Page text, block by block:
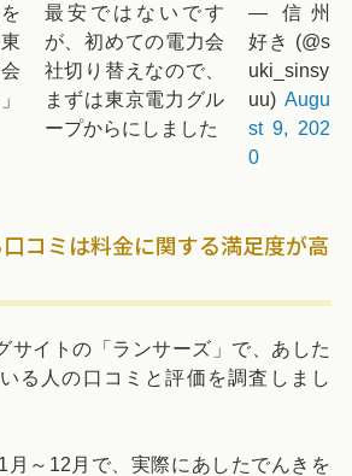
最安ではないです
が、初めての電力会
社切り替えなので、
まずは東京電力グル
ープからにしました
— 信州
好き (@s
uki_sinsy
uu) Augu
st 9, 202
0
コミは料金に関する満足度が高
サイトの「ランサーズ」で、あした
る人の口コミと評価を調査しまし
月～12月で、実際にあしたでんきを